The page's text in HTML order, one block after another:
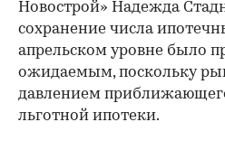
Новострой» Надежда
сохранение числа
апрельском уровне было
ожидаемым, поскольку
давлением
льготной ипотеки.